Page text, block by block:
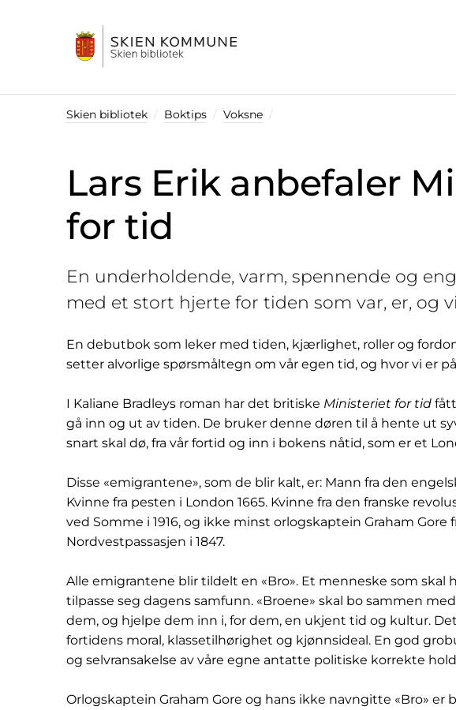
Skien bibliotek Boktips Voksne
Lars Erik anbefaler
for tid
En underholdende, varm, spennende og
med et stort hjerte for tiden som var, er, og
En debutbok som leker med tiden, kjærlighet, roller og
setter alvorlige spørsmåltegn om vår egen tid, og hvor vi er
I Kaliane Bradleys roman har det britiske Ministeriet for tid
gå inn og ut av tiden. De bruker denne døren til å hente ut
snart skal dø, fra vår fortid og inn i bokens nåtid, som er et
Disse «emigrantene», som de blir kalt, er: Mann fra den
Kvinne fra pesten i London 1665. Kvinne fra den franske
ved Somme i 1916, og ikke minst orlogskaptein Graham Gore
Nordvestpassasjen i 1847.
Alle emigrantene blir tildelt en «Bro». Et menneske som skal
tilpasse seg dagens samfunn. «Broene» skal bo sammen
dem, og hjelpe dem inn i, for dem, en ukjent tid og kultur.
fortidens moral, klassetilhørighet og kjønnsideal. En god
og selvransakelse av våre egne antatte politiske korrekte
Orlogskaptein Graham Gore og hans ikke navngitte «Bro» er